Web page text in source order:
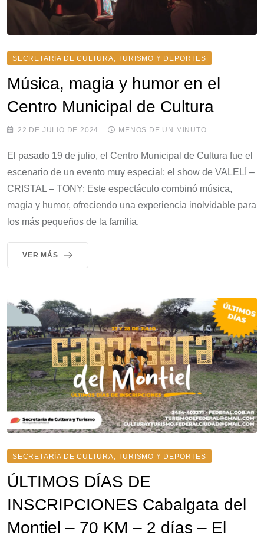
SECRETARÍA DE CULTURA, TURISMO Y DEPORTES
Música, magia y humor en el
Centro Municipal de Cultura
22 DE JULIO DE 2024 MENOS DE UN MINUTO
El pasado 19 de julio, el Centro Municipal de Cultura fue el
escenario de un evento muy especial: el show de VALELÍ –
CRISTAL – TONY; Este espectáculo combinó música,
magia y humor, ofreciendo una experiencia inolvidable para
los más pequeños de la familia.
VER MÁS
SECRETARÍA DE CULTURA, TURISMO Y DEPORTES
ÚLTIMOS DÍAS DE
INSCRIPCIONES Cabalgata del
Montiel – 70 KM – 2 días – El